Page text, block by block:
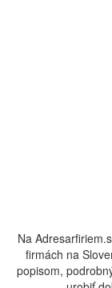
Na
firmách na
popisom,